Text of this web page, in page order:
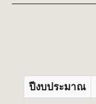
ปีงบประมาณ